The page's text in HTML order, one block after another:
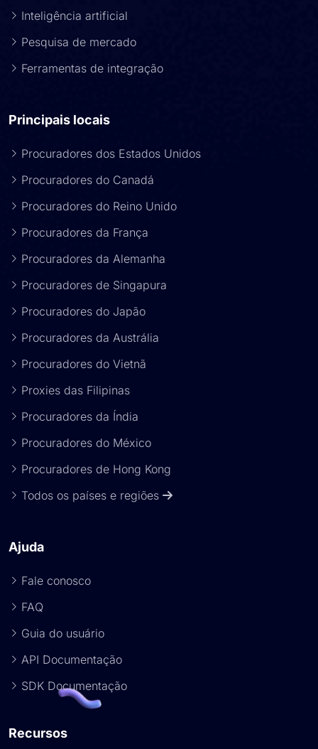
Inteligência artificial
Pesquisa de mercado
Ferramentas de integração
Principais locais
Procuradores dos Estados Unidos
Procuradores do Canadá
Procuradores do Reino Unido
Procuradores da França
Procuradores da Alemanha
Procuradores de Singapura
Procuradores do Japão
Procuradores da Austrália
Procuradores do Vietnã
Proxies das Filipinas
Procuradores da Índia
Procuradores do México
Procuradores de Hong Kong
Todos os países e regiões
Ajuda
Fale conosco
FAQ
Guia do usuário
API Documentação
SDK Documentação
Recursos